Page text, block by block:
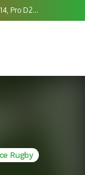
Pro D2...
Rugby